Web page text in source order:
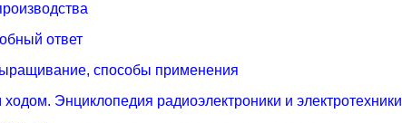
ответ
способы применения
Энциклопедия радиоэлектроники и электротехники